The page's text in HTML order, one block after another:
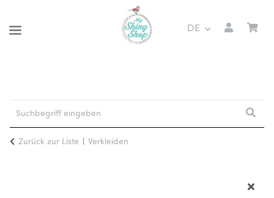
DE
Zurück zur Liste Verkleiden